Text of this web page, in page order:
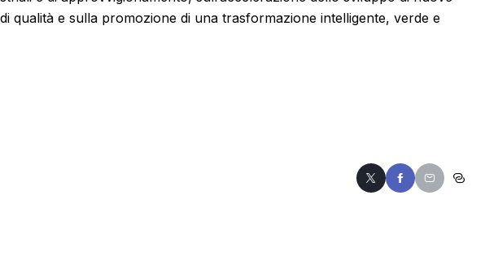
qualità e sulla promozione di una trasformazione intelligente, verde e